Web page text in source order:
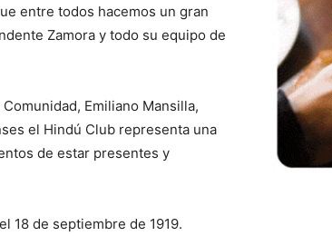
entre todos hacemos un gran
Zamora y todo su equipo de
Emiliano Mansilla,
el Hindú Club representa una
de estar presentes y
18 de septiembre de 1919.